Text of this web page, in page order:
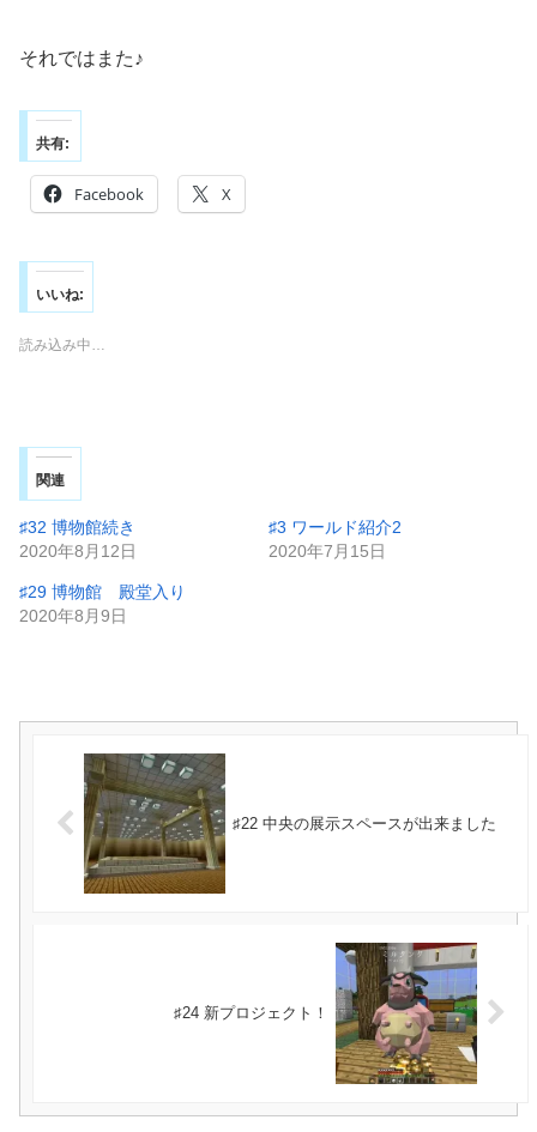
それではまた♪
共有:
Facebook X
いいね:
読み込み中…
関連
♯32 博物館続き
2020年8月12日
♯3 ワールド紹介2
2020年7月15日
♯29 博物館 殿堂入り
2020年8月9日
♯22 中央の展示スペースが出来ました
♯24 新プロジェクト！